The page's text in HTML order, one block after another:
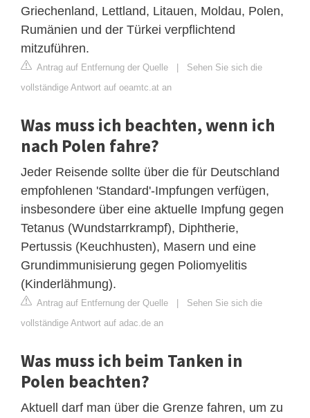
Griechenland, Lettland, Litauen, Moldau, Polen,
Rumänien und der Türkei verpflichtend
mitzuführen.
Antrag auf Entfernung der Quelle | Sehen Sie sich die
vollständige Antwort auf oeamtc.at an
Was muss ich beachten, wenn ich
nach Polen fahre?
Jeder Reisende sollte über die für Deutschland
empfohlenen 'Standard'-Impfungen verfügen,
insbesondere über eine aktuelle Impfung gegen
Tetanus (Wundstarrkrampf), Diphtherie,
Pertussis (Keuchhusten), Masern und eine
Grundimmunisierung gegen Poliomyelitis
(Kinderlähmung).
Antrag auf Entfernung der Quelle | Sehen Sie sich die
vollständige Antwort auf adac.de an
Was muss ich beim Tanken in
Polen beachten?
Aktuell darf man über die Grenze fahren, um zu